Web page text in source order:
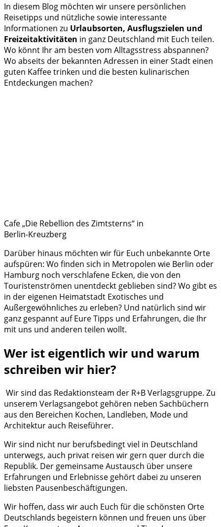
In diesem Blog möchten wir unsere persönlichen
Reisetipps und nützliche sowie interessante
Informationen zu Urlaubsorten, Ausflugszielen und
Freizeitaktivitäten in ganz Deutschland mit Euch teilen.
Wo könnt Ihr am besten vom Alltagsstress abspannen?
Wo abseits der bekannten Adressen in einer Stadt einen
guten Kaffee trinken und die besten kulinarischen
Entdeckungen machen?
Cafe „Die Rebellion des Zimtsterns“ in
Berlin-Kreuzberg
Darüber hinaus möchten wir für Euch unbekannte Orte
aufspüren: Wo finden sich in Metropolen wie Berlin oder
Hamburg noch verschlafene Ecken, die von den
Touristenströmen unentdeckt geblieben sind? Wo gibt es
in der eigenen Heimatstadt Exotisches und
Außergewöhnliches zu erleben? Und natürlich sind wir
ganz gespannt auf Eure Tipps und Erfahrungen, die Ihr
mit uns und anderen teilen wollt.
Wer ist eigentlich wir und warum
schreiben wir hier?
Wir sind das Redaktionsteam der R+B Verlagsgruppe. Zu
unserem Verlagsangebot gehören neben Sachbüchern
aus den Bereichen Kochen, Landleben, Mode und
Architektur auch Reiseführer.
Wir sind nicht nur berufsbedingt viel in Deutschland
unterwegs, auch privat reisen wir gern quer durch die
Republik. Der gemeinsame Austausch über unsere
Erfahrungen und Erlebnisse gehört dabei zu unseren
liebsten Pausenbeschäftigungen.
Wir hoffen, dass wir auch Euch für die schönsten Orte
Deutschlands begeistern können und freuen uns über